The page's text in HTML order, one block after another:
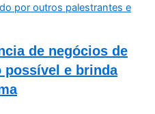
de negócios de
e brinda